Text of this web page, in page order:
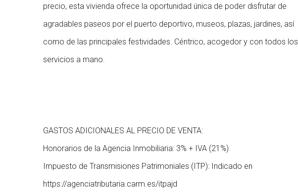
precio, esta vivienda ofrece la oportunidad única de poder disfrutar de
agradables paseos por el puerto deportivo, museos, plazas, jardines, así
como de las principales festividades. Céntrico, acogedor y con todos los
servicios a mano.
GASTOS ADICIONALES AL PRECIO DE VENTA:
Honorarios de la Agencia Inmobiliaria: 3% + IVA (21%)
Impuesto de Transmisiones Patrimoniales (ITP): Indicado en
https://agenciatributaria.carm.es/itpajd